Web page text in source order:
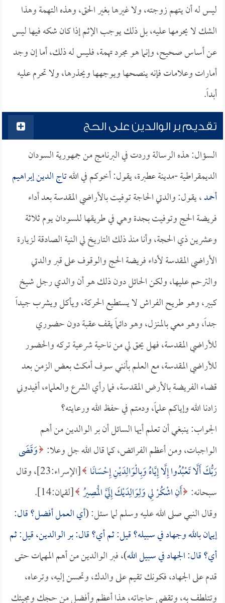
ليس له أن يتهم زوجته، ولا غيرها بغير الحق، وهذه التهمة وهذا
الشك لا يحرمها عليه، بل ذلك يوجب الإثم إذا كان شكه فيها ليس
عن أساس صحيح، وإنما هو مجرد تهمة، فليس له ذلك، أما إن وجد
أمارات وعلامات فإنه ينصحها ويوجهها ويحذرها، ولا تحرم عليه
أبداً.
تقديم بر الوالدين على الحج
السؤال: هذه الرسالة وردت في البرنامج من جمهورية السودان
الديمقراطية -مدينة عطبرة، يقول: أخوكم في اللهتاج الدين إبراهيم
أحمد، يقول: والدتي الحاجة توفيت بالأراضي المقدسة بعد أداء
فريضة الحج وتوفيت بجدة وهي في طريقها للسودان يوم ثلاثة
وعشرين ذي الحجة، وأنا منذ ذلك التاريخ لي النية الصادقة لزيارة
الأراضي المقدسة لأداء فريضة الحج والوقوف على قبر والدتي
والترحم عليها، ولكن الحائل دون ذلك هو أن والدي رجل شيخ
كبير، وهو طريح الفراش لا يستطيع الحركة، ويأكل ويشرب جيداً
جداً، وهو معي بالمنزل، وهو دائماً يقف عقبة دون حضوري
للأراضي المقدسة، فهل يحق لي من ناحية شرعية تركه والحضور
للأراضي المقدسة، مع العلم بأنني سوف أمكث بعض الزمن بعد
قضاء الفريضة بالأرض المقدسة، فما رأي الشرع والعلماء، أفيدوني
زادنا الله وإياكم علماً، ودمتم في حفظ الله ورعايته؟
الجواب: ينبغي أن تعلم أيها السائل أن بر الوالدين من أهم
الواجبات، ومن أعظم الفرائض، كما قال الله جل وعلا: وَقَضَى
رَبُّكَ أَلَّا تَعْبُدُوا إِلَّا إِيَّاهُ وَبِالْوَالِدَيْنِ إِحْسَانًا
[الإسراء:23]، وقال
سبحانه: أَنِ اشْكُرْ لِي وَلِوَالِدَيْكَ إِلَيَّ الْمَصِيرُ [لقمان:14].
وقال النبي صلى الله عليه وسلم لما سئل: (أي العمل أفضل؟ قال:
إيمان بالله وجهاد في سبيله؟ قيل: ثم أي؟ قال: بر الوالدين، قيل: ثم
أي؟ قال: الجهاد في سبيل الله)، فبر الوالدين من أهم المهمات حتى
قدم على الجهاد، فكونك تقيم على والدك، وتحسن إليه، وترعاه،
وتتلطف به، وتقضي حاجاته، هذا أعظم وأفضل من حجك ومجيئك